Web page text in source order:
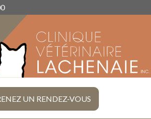
UN RENDEZ-VOUS